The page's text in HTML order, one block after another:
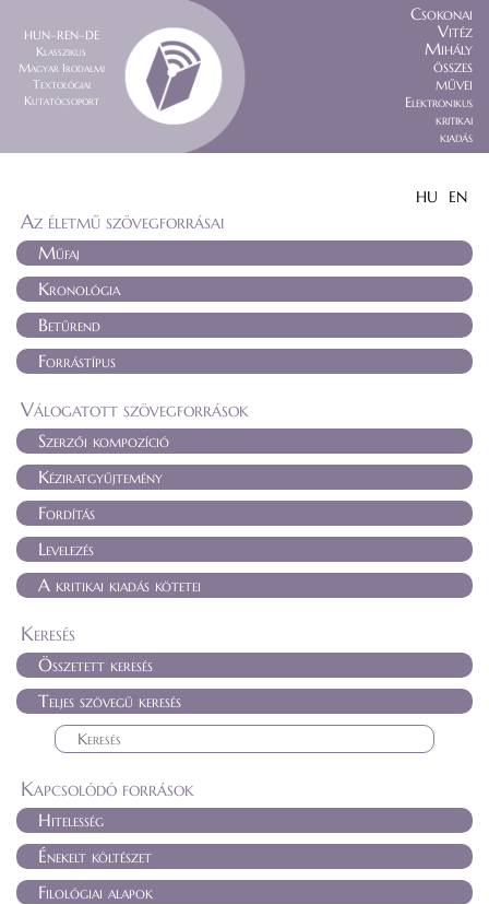
HUN–REN–DE
Klasszikus
Magyar Irodalmi
Textológiai
Kutatócsoport
Csokonai
Vitéz
Mihály
összes
művei
Elektronikus
kritikai
kiadás
HU EN
Az életmű szövegforrásai
Műfaj
Kronológia
Betűrend
Forrástípus
Válogatott szövegforrások
Szerzői kompozíció
Kéziratgyűjtemény
Fordítás
Levelezés
A kritikai kiadás kötetei
Keresés
Összetett keresés
Teljes szövegű keresés
Kapcsolódó források
Hitelesség
Énekelt költészet
Filológiai alapok